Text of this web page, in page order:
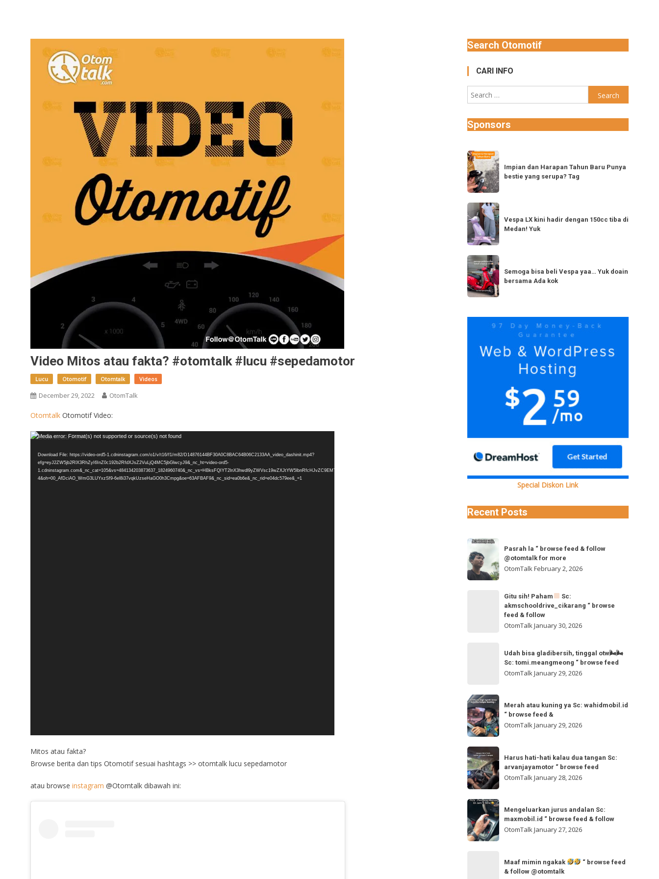
Video Mitos atau fakta? #otomtalk #lucu #sepedamotor
Lucu Otomotif Otomtalk Videos
December 29, 2022 OtomTalk
Otomtalk Otomotif Video:
Video
Media error: Format(s) not supported or source(s) not found
Download File: https://video-ord5-1.cdninstagram.com/o1/v/t16/f1/m82/D14876144BF30A0C8BAC64B06C2133AA_video_dashinit.mp4?
efg=eyJ2ZW5jb2RlX3RhZyI6InZ0c192b2RfdXJsZ2VuLjQ4MC5jbGlwcyJ9&_nc_ht=video-ord5-
4&oh=00_AfDciAO_WmG3LUYxzSf9-6el8i37vqkUzseHaGO0h3Cmpg&oe=63AFBAF9&_nc_sid=ea0b6e&_nc_rid=e04dc579ee&_=1
Mitos atau fakta?
Browse berita dan tips Otomotif sesuai hashtags >> otomtalk lucu sepedamotor
atau browse instagram @Otomtalk dibawah ini:
Search Otomotif
CARI INFO
Search
for:
Sponsors
Impian
dan
Harapan
Tahun
Baru
Punya
bestie
yang
Tag
Impian dan Harapan Tahun Baru Punya
bestie yang serupa? Tag
Vespa
LX
kini
hadir
dengan
150cc
tiba
di
Yuk
Vespa LX kini hadir dengan 150cc tiba di
Medan! Yuk
Semoga
bisa
beli
Vespa
Yuk
bersama
Semoga bisa beli Vespa yaa… Yuk doain
bersama Ada kok
Special Diskon Link
Recent Posts
Pasrah
la
browse
@otomtalk
Pasrah la “ browse feed & follow
@otomtalk for more
OtomTalkFebruary 2, 2026
akmschooldrive_cikarang
&
follow
Gitu sih! Paham
Sc:
akmschooldrive_cikarang “ browse
feed & follow
OtomTalkJanuary 30, 2026
gladibersih,
otw
🌬
🌬
Sc:
“
browse
feed
Udah bisa gladibersih, tinggal otw🌬🌬
Sc: tomi.meangmeong “ browse feed
OtomTalkJanuary 29, 2026
Merah
atau
kuning
ya
Sc:
wahidmobil.id
“
browse
Merah atau kuning ya Sc: wahidmobil.id
“ browse feed &
OtomTalkJanuary 29, 2026
Harus
hati-
hati
kalau
dua
tangan
Sc:
arvanjayamotor
Harus hati-hati kalau dua tangan Sc:
arvanjayamotor “ browse feed
OtomTalkJanuary 28, 2026
Mengeluarkan
jurus
andalan
Sc:
Mengeluarkan jurus andalan Sc:
maxmobil.id “ browse feed & follow
OtomTalkJanuary 27, 2026
Maaf mimin ngakak
“ browse feed
& follow @otomtalk